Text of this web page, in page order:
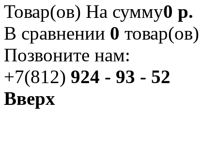
Товар(ов) На сумму0 р.
В сравнении 0 товар(ов)
Позвоните нам:
+7(812) 924 - 93 - 52
Вверх